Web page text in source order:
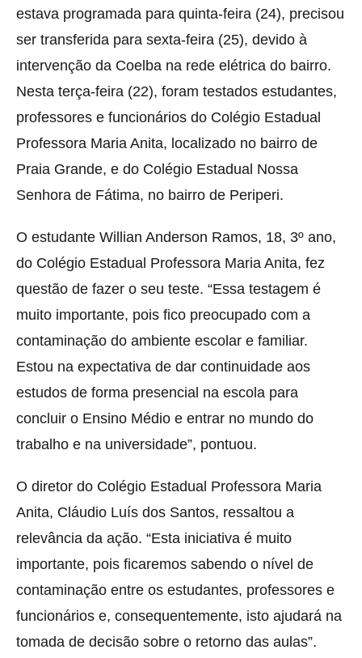
estava programada para quinta-feira (24), precisou
ser transferida para sexta-feira (25), devido à
intervenção da Coelba na rede elétrica do bairro.
Nesta terça-feira (22), foram testados estudantes,
professores e funcionários do Colégio Estadual
Professora Maria Anita, localizado no bairro de
Praia Grande, e do Colégio Estadual Nossa
Senhora de Fátima, no bairro de Periperi.
O estudante Willian Anderson Ramos, 18, 3º ano,
do Colégio Estadual Professora Maria Anita, fez
questão de fazer o seu teste. “Essa testagem é
muito importante, pois fico preocupado com a
contaminação do ambiente escolar e familiar.
Estou na expectativa de dar continuidade aos
estudos de forma presencial na escola para
concluir o Ensino Médio e entrar no mundo do
trabalho e na universidade”, pontuou.
O diretor do Colégio Estadual Professora Maria
Anita, Cláudio Luís dos Santos, ressaltou a
relevância da ação. “Esta iniciativa é muito
importante, pois ficaremos sabendo o nível de
contaminação entre os estudantes, professores e
funcionários e, consequentemente, isto ajudará na
tomada de decisão sobre o retorno das aulas”.